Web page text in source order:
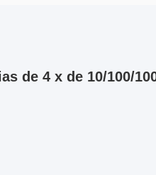
de 4 x de 10/100/